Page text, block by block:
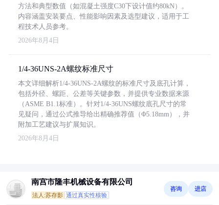
方法和典型数值（如混凝土强度C30下设计值约80kN）。
内容涵盖安装要点、性能影响因素及选型建议，适用于工
程技术人员参考。
2026年8月4日
1/4-36UNS-2A螺纹标准尺寸
本文详细解析1/4-36UNS-2A螺纹的标准尺寸及底孔计算，
包括外径、螺距、公差等关键参数，并提供专业数据来源
（ASME B1.1标准）。针对1/4-36UNS螺纹底孔尺寸的常
见疑问，通过公式推导给出精确推荐值（Φ5.18mm），并
附加工艺建议与扩展知识。
2026年8月4日
南宫市隆丰机械设备有限公司
法人:苏存影 通过真实性核验
咨询 进店